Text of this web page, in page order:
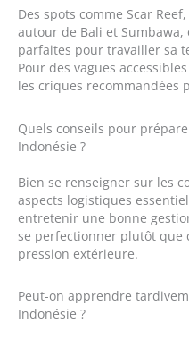
Des spots comme Scar
autour de Bali et
parfaites pour travailler sa
Pour des vagues
les criques recommandées
Quels conseils pour
Indonésie ?
Bien se renseigner sur les
aspects logistiques
entretenir une bonne
se perfectionner plutôt que
pression extérieure.
Peut-on apprendre
Indonésie ?